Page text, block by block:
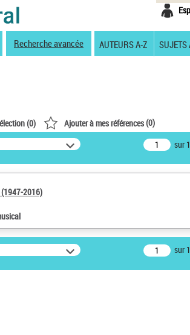
Recherche avancée AUTEURS A-Z SUJETS
(0) Ajouter à mes références(0)
sur 1
(1947-2016)
sur 1